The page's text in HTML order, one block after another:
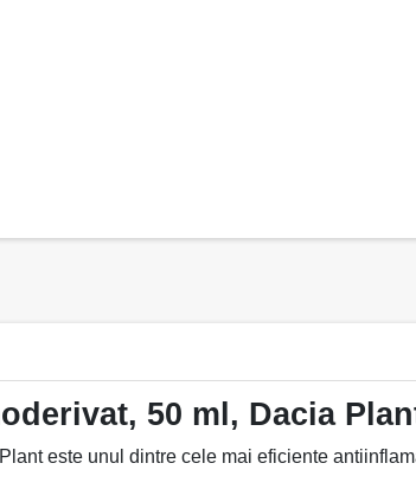
50 ml, Dacia
este unul dintre cele mai eficiente